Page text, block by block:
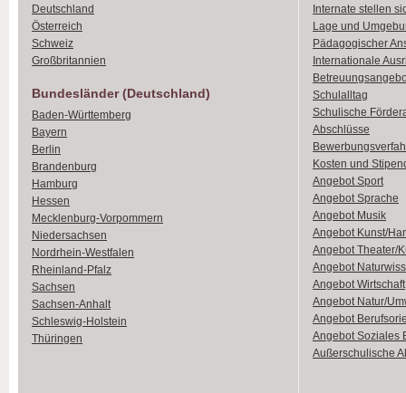
Deutschland
Österreich
Schweiz
Großbritannien
Bundesländer (Deutschland)
Baden-Württemberg
Bayern
Berlin
Brandenburg
Hamburg
Hessen
Mecklenburg-Vorpommern
Niedersachsen
Nordrhein-Westfalen
Rheinland-Pfalz
Sachsen
Sachsen-Anhalt
Schleswig-Holstein
Thüringen
Internate stellen
Lage und
Pädagogischer
Internationale
Schulalltag
Schulische
Abschlüsse
Kosten und
Angebot Sport
Angebot Sprache
Angebot Musik
Angebot Kunst/
Angebot Theater/
Angebot
Angebot Wirtschaft
Angebot Natur/
Angebot
Angebot Soziales
Außerschulische